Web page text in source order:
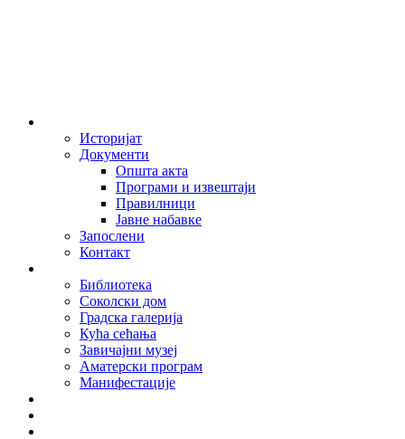
Историјат
Документи
Општа акта
Програми и извештаји
Правилници
Јавне набавке
Запослени
Контакт
Библиотека
Соколски дом
Градска галерија
Кућа сећања
Завичајни музеј
Аматерски програм
Манифестације